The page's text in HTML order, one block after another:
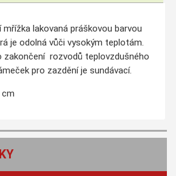
lakovaná práškovou barvou
je odolná vůči vysokým teplotám.
zakončení rozvodů teplovzdušného
pro zazdění je sundávací.
cm